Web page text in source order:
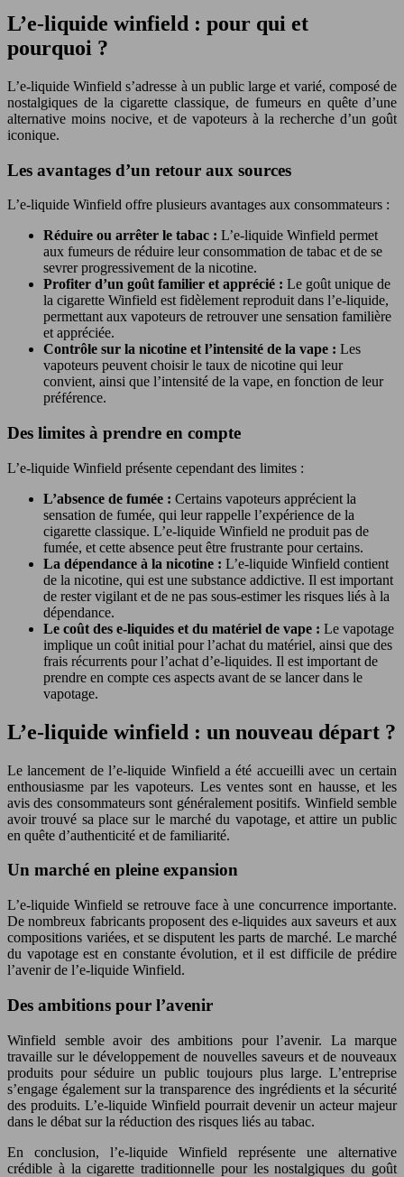
L’e-liquide winfield : pour qui et
pourquoi ?
L’e-liquide Winfield s’adresse à un public large et varié, composé de
nostalgiques de la cigarette classique, de fumeurs en quête d’une
alternative moins nocive, et de vapoteurs à la recherche d’un goût
iconique.
Les avantages d’un retour aux sources
L’e-liquide Winfield offre plusieurs avantages aux consommateurs :
Réduire ou arrêter le tabac : L’e-liquide Winfield permet
aux fumeurs de réduire leur consommation de tabac et de se
sevrer progressivement de la nicotine.
Profiter d’un goût familier et apprécié : Le goût unique de
la cigarette Winfield est fidèlement reproduit dans l’e-liquide,
permettant aux vapoteurs de retrouver une sensation familière
et appréciée.
Contrôle sur la nicotine et l’intensité de la vape : Les
vapoteurs peuvent choisir le taux de nicotine qui leur
convient, ainsi que l’intensité de la vape, en fonction de leur
préférence.
Des limites à prendre en compte
L’e-liquide Winfield présente cependant des limites :
L’absence de fumée : Certains vapoteurs apprécient la
sensation de fumée, qui leur rappelle l’expérience de la
cigarette classique. L’e-liquide Winfield ne produit pas de
fumée, et cette absence peut être frustrante pour certains.
La dépendance à la nicotine : L’e-liquide Winfield contient
de la nicotine, qui est une substance addictive. Il est important
de rester vigilant et de ne pas sous-estimer les risques liés à la
dépendance.
Le coût des e-liquides et du matériel de vape : Le vapotage
implique un coût initial pour l’achat du matériel, ainsi que des
frais récurrents pour l’achat d’e-liquides. Il est important de
prendre en compte ces aspects avant de se lancer dans le
vapotage.
L’e-liquide winfield : un nouveau départ ?
Le lancement de l’e-liquide Winfield a été accueilli avec un certain
enthousiasme par les vapoteurs. Les ventes sont en hausse, et les
avis des consommateurs sont généralement positifs. Winfield semble
avoir trouvé sa place sur le marché du vapotage, et attire un public
en quête d’authenticité et de familiarité.
Un marché en pleine expansion
L’e-liquide Winfield se retrouve face à une concurrence importante.
De nombreux fabricants proposent des e-liquides aux saveurs et aux
compositions variées, et se disputent les parts de marché. Le marché
du vapotage est en constante évolution, et il est difficile de prédire
l’avenir de l’e-liquide Winfield.
Des ambitions pour l’avenir
Winfield semble avoir des ambitions pour l’avenir. La marque
travaille sur le développement de nouvelles saveurs et de nouveaux
produits pour séduire un public toujours plus large. L’entreprise
s’engage également sur la transparence des ingrédients et la sécurité
des produits. L’e-liquide Winfield pourrait devenir un acteur majeur
dans le débat sur la réduction des risques liés au tabac.
En conclusion, l’e-liquide Winfield représente une alternative
crédible à la cigarette traditionnelle pour les nostalgiques du goût